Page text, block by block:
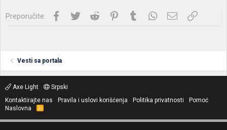
Preporučite: Facebook
Twitter Reddit PinterestTumblrWhatsApp
Imejl Link
Vesti sa portala
Axe Light
Srpski
Kontaktirajte nas
Pravila i uslovi korišćenja Politika privatnosti
Pomoć
Naslovna
R
S